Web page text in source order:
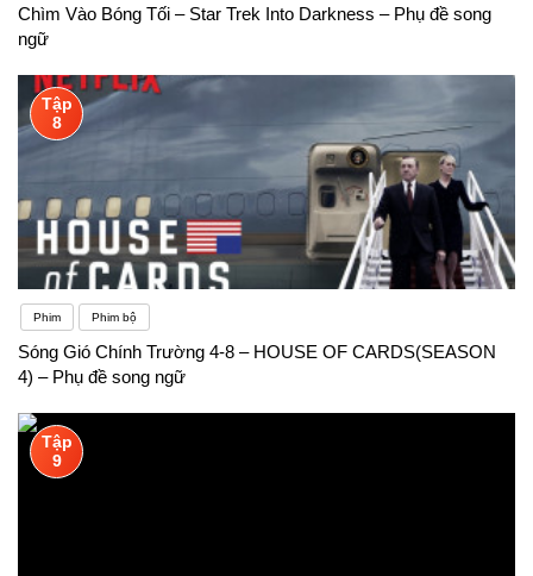
Chìm Vào Bóng Tối – Star Trek Into Darkness – Phụ đề song
ngữ
Tập
8
Phim Phim bộ
Sóng Gió Chính Trường 4-8 – HOUSE OF CARDS(SEASON
4) – Phụ đề song ngữ
Tập
9